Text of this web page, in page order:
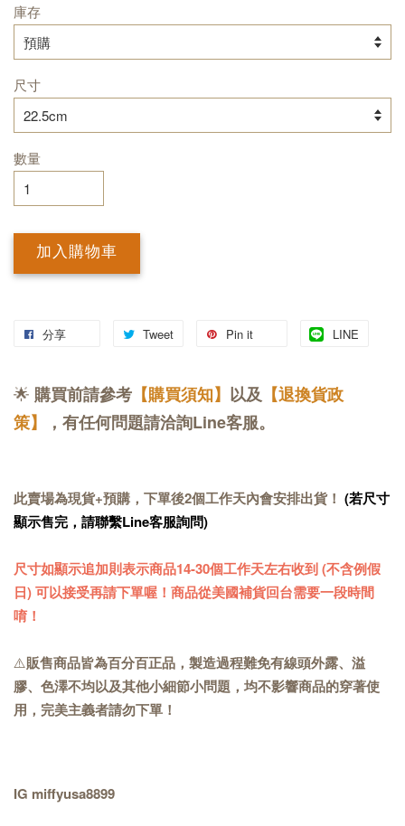
庫存
尺寸
數量
加入購物車
分享 Tweet Pin it LINE
🌟 購買前請參考 【購買須知】 以及 【退換貨政
策】
，有任何問題請洽詢Line客服。
此賣場為現貨+預購，下單後2個工作天內會安排出貨！ (若尺寸
顯示售完，請聯繫Line客服詢問)
尺寸如顯示追加則表示商品14-30個工作天左右收到 (不含例假
日) 可以接受再請下單喔！商品從美國補貨回台需要一段時間
唷！
⚠️販售商品皆為百分百正品，製造過程難免有線頭外露、溢
膠、色澤不均以及其他小細節小問題，均不影響商品的穿著使
用，完美主義者請勿下單！
IG miffyusa8899